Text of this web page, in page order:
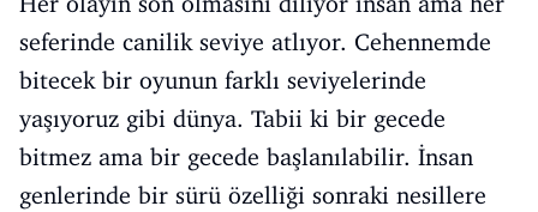
seferinde canilik seviye atlıyor. Cehennemde
bitecek bir oyunun farklı seviyelerinde
yaşıyoruz gibi dünya. Tabii ki bir gecede
bitmez ama bir gecede başlanılabilir. İnsan
genlerinde bir sürü özelliği sonraki nesillere